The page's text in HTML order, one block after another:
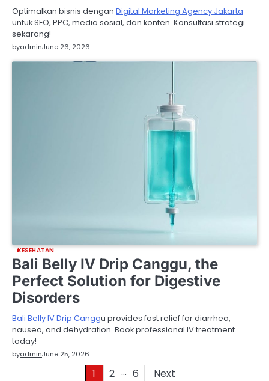
Optimalkan bisnis dengan Digital Marketing Agency Jakarta
untuk SEO, PPC, media sosial, dan konten. Konsultasi strategi
sekarang!
byadminJune 26, 2026
KESEHATAN
Bali Belly IV Drip Canggu, the
Perfect Solution for Digestive
Disorders
Bali Belly IV Drip Canggu provides fast relief for diarrhea,
nausea, and dehydration. Book professional IV treatment
today!
byadminJune 25, 2026
1 2 … 6 Next